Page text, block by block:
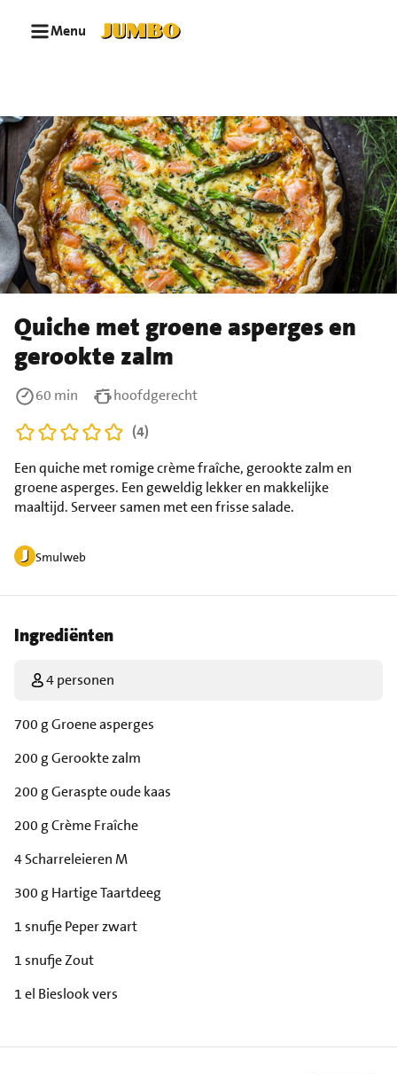
Menu
Quiche met groene asperges en
gerookte zalm
Smulweb
Een quiche met romige crème fraîche, gerookte zalm en
groene asperges. Een geweldig lekker en makkelijke
maaltijd. Serveer samen met een frisse salade.
60 min
hoofdgerecht
(4)
Ingrediënten
4 personen
700 g Groene asperges
200 g Gerookte zalm
200 g Geraspte oude kaas
200 g Crème Fraîche
4 Scharreleieren M
300 g Hartige Taartdeeg
1 snufje Peper zwart
1 snufje Zout
1 el Bieslook vers